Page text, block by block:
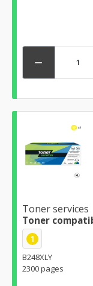

Toner services
Toner
1
B248XLY
2300 pages